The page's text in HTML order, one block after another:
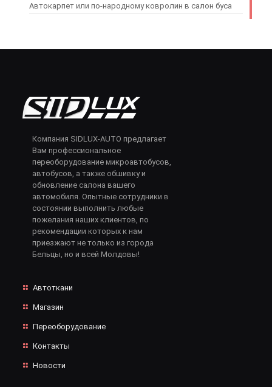
Автокарпет или по-народному ковролин в салон буса
Компания SIDLUX-AUTO предлагает
Вам профессиональное
переоборудование микроавтобусов,
автобусов, а также обшивку и
обновление салона вашего
автомобиля. Опытные сотрудники в
состоянии выполнить любые
пожелания наших клиентов, по
рекомендации которых к нам
приезжают не только из города
Бельцы, но и всей Молдовы!
Автоткани
Магазин
Переоборудование
Контакты
Новости